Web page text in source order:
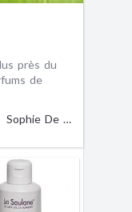
près du
de
Sophie De Widt